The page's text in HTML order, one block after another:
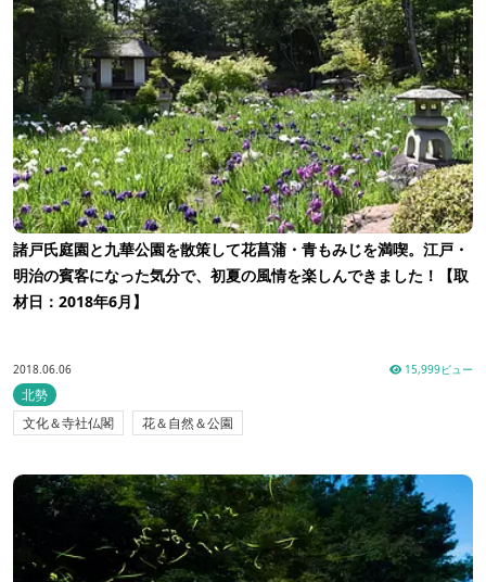
諸戸氏庭園と九華公園を散策して花菖蒲・青もみじを満喫。江戸・
明治の賓客になった気分で、初夏の風情を楽しんできました！【取
材日：2018年6月】
2018.06.06 15,999ビュー
北勢
文化＆寺社仏閣
花＆自然＆公園